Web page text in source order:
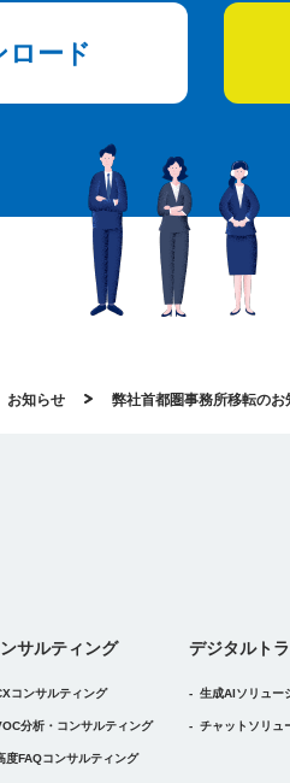
ロード
お知らせ 弊社首都圏事務所移転のお
サルティング
コンサルティング
分析・コンサルティング
度FAQコンサルティング
デジタルト
デジタルト
生成AIソリュー
チャットソリュ